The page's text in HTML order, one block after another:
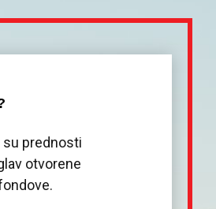
prednosti
otvorene